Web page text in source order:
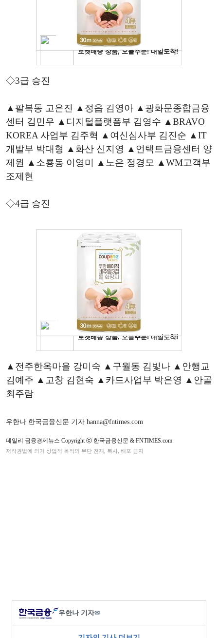
◇3급 승진
▲팔복동 고은진 ▲정읍 김영아 ▲광화문종합금융
센터 김민우 ▲디지털플랫폼부 김영수 ▲BRAVO
KOREA 사업부 김주혁 ▲여신심사부 김진순 ▲IT
개발부 박대형 ▲화산 신지영 ▲언택트금융센터 양
제원 ▲소룡동 이영미 ▲노은 정경모 ▲WM고객부
조제현
◇4급 승진
▲전주한옥마을 강미숙 ▲구월동 김빛나 ▲안행교
김예주 ▲고창 김현숙 ▲카드사업부 박은영 ▲안골
최주람
우한나 한국금융신문 기자 hanna@fntimes.com
데일리 금융경제뉴스 Copyright ⓒ 한국금융신문 & FNTIMES.com
저작권법에 의거 상업적 목적의 무단 전재, 복사, 배포 금지
우한나 기자✉